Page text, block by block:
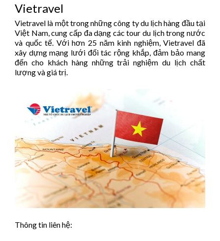
Vietravel
Vietravel là một trong những công ty du lịch hàng đầu tại
Việt Nam, cung cấp đa dạng các tour du lịch trong nước
và quốc tế. Với hơn 25 năm kinh nghiệm, Vietravel đã
xây dựng mạng lưới đối tác rộng khắp, đảm bảo mang
đến cho khách hàng những trải nghiệm du lịch chất
lượng và giá trị. ​
Thông tin liên hệ: